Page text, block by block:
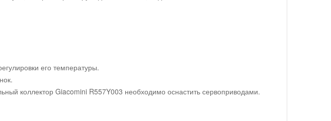
его температуры.
коллектор Giacomini R557Y003 необходимо оснастить сервоприводами.